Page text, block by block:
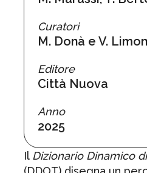
Curatori
M. Donà e V.
Editore
Città Nuova
Anno
2025
Il Dizionario Dinamico